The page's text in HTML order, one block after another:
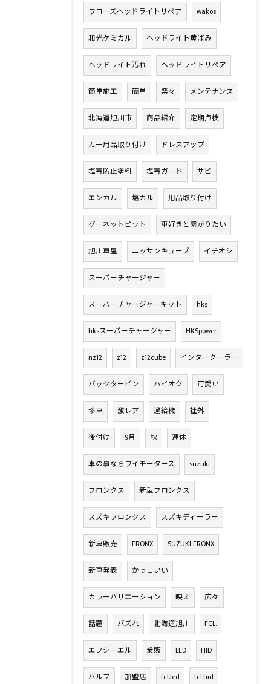
ワコーズヘッドライトリペア wakos
和光ケミカル ヘッドライト黄ばみ
ヘッドライト汚れ ヘッドライトリペア
簡単施工 簡単 楽々 メンテナンス
北海道旭川市 商品紹介 定期点検
カー用品取り付け ドレスアップ
塩害防止塗料 塩害ガード サビ
エンカル 塩カル 用品取り付け
グーネットピット 車好きと繋がりたい
旭川車屋 ニッサンキューブ イチオシ
スーパーチャージャー
スーパーチャージャーキット hks
hksスーパーチャージャー HKSpower
nz12 z12 z12cube インタークーラー
バックタービン ハイオク 可愛い
珍車 激レア 過給機 社外
後付け 9月 秋 連休
車の事ならワイモータース suzuki
フロンクス 新型フロンクス
スズキフロンクス スズキディーラー
新車販売 FRONX SUZUKI FRONX
新車発表 かっこいい
カラーバリエーション 映え 広々
話題 バズれ 北海道旭川 FCL.
エフシーエル 業販 LED HID
バルブ 加盟店 fcl.led fcl.hid